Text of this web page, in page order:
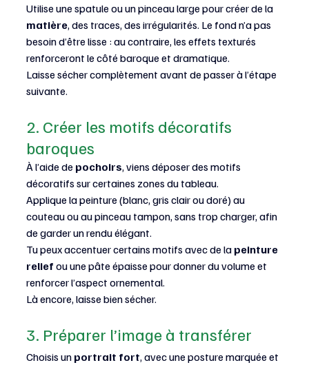
Utilise une spatule ou un pinceau large pour créer de la
matière, des traces, des irrégularités. Le fond n’a pas
besoin d’être lisse : au contraire, les effets texturés
renforceront le côté baroque et dramatique.
Laisse sécher complètement avant de passer à l’étape
suivante.
2. Créer les motifs décoratifs
baroques
À l’aide de pochoirs, viens déposer des motifs
décoratifs sur certaines zones du tableau.
Applique la peinture (blanc, gris clair ou doré) au
couteau ou au pinceau tampon, sans trop charger, afin
de garder un rendu élégant.
Tu peux accentuer certains motifs avec de la peinture
relief ou une pâte épaisse pour donner du volume et
renforcer l’aspect ornemental.
Là encore, laisse bien sécher.
3. Préparer l’image à transférer
Choisis un portrait fort, avec une posture marquée et